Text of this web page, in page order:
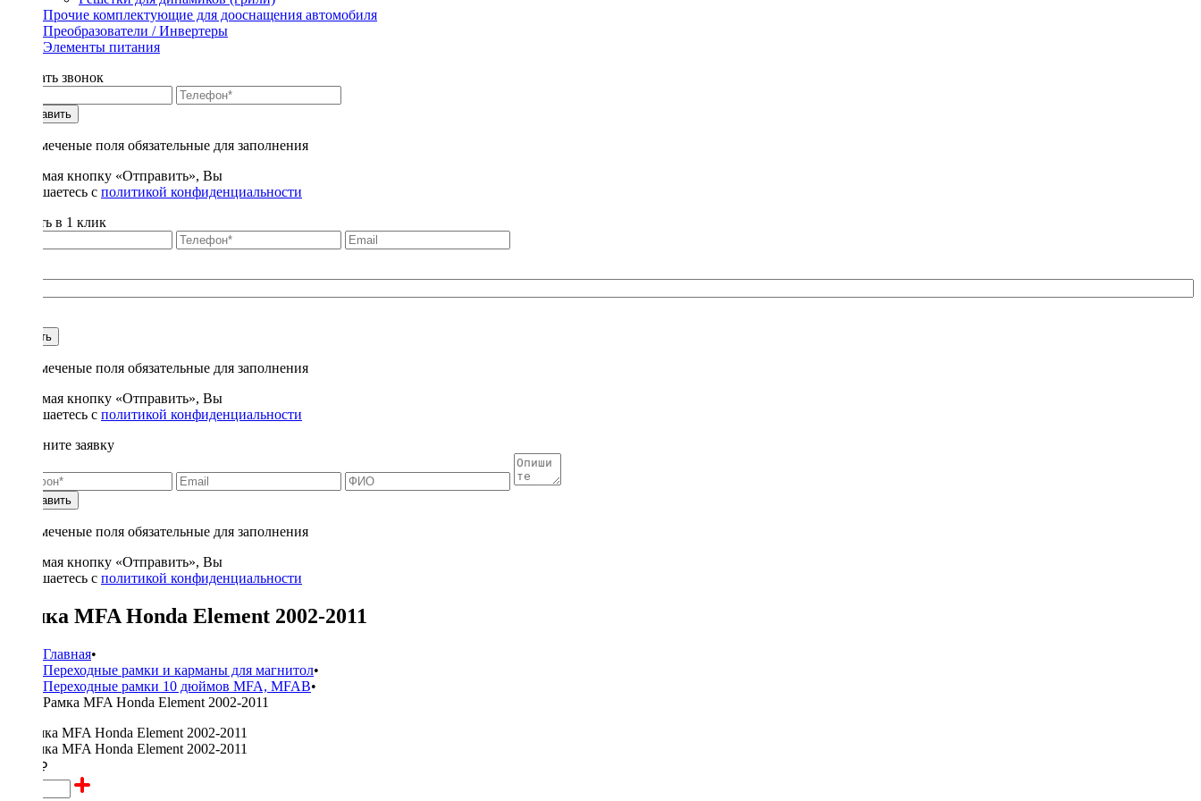
Прочие комплектующие для дооснащения автомобиля
Преобразователи / Инвертеры
Элементы питания
Заказать звонок
Отправить
* - отмеченые поля обязательные для заполнения
Нажимая кнопку «Отправить», Вы
соглашаетесь с политикой конфиденциальности
Купить в 1 клик
Купить
* - отмеченые поля обязательные для заполнения
Нажимая кнопку «Отправить», Вы
соглашаетесь с политикой конфиденциальности
Заполните заявку
Отправить
* - отмеченые поля обязательные для заполнения
Нажимая кнопку «Отправить», Вы
соглашаетесь с политикой конфиденциальности
Рамка MFA Honda Element 2002-2011
Главная•
Переходные рамки и карманы для магнитол•
Переходные рамки 10 дюймов MFA, MFAB•
Рамка MFA Honda Element 2002-2011
2800 ₽